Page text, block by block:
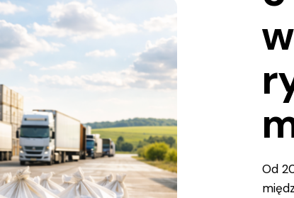
Od